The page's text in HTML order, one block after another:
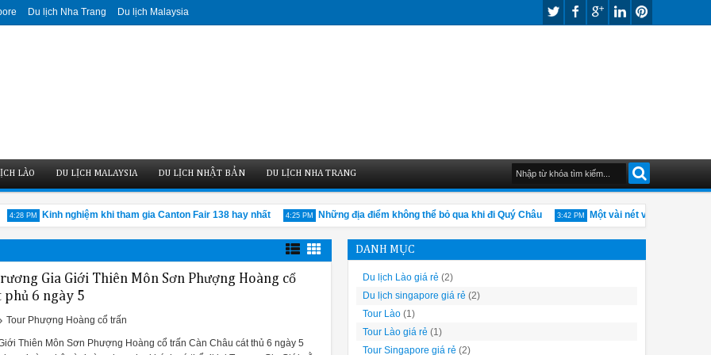
Du lịch Nha Trang Du lịch Malaysia
LÀO DU LỊCH MALAYSIA DU LỊCH NHẬT BẢN DU LỊCH NHA TRANG
4:28 PM Kinh nghiệm khi tham gia Canton Fair 138 hay nhất 4:25 PM Những địa điểm không thể bỏ qua khi đi Quý Châu 3:42 PM Một vài nét về nền kinh tế của
Gia Giới Thiên Môn Sơn Phượng Hoàng cổ
phủ 6 ngày 5
Tour Phượng Hoàng cổ trấn
Thiên Môn Sơn Phượng Hoàng cổ trấn Càn Châu cát thủ 6 ngày 5
DANH MỤC
Du lịch Lào giá rẻ (2)
Du lịch singapore giá rẻ (2)
Tour Lào (1)
Tour Lào giá rẻ (1)
Tour Singapore giá rẻ (2)